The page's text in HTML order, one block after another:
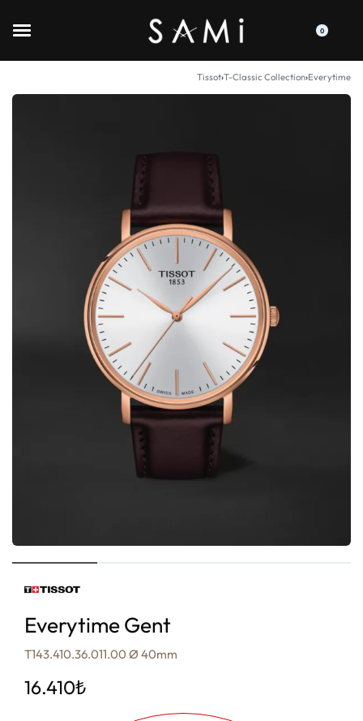
0
Tissot›T-Classic Collection›Everytime
Everytime Gent
T143.410.36.011.00 Ø 40mm
16.410₺